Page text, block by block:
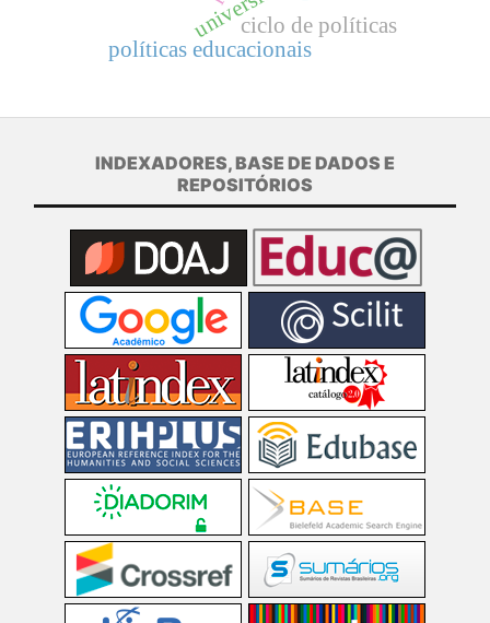
políticas educacionais
ciclo de políticas
INDEXADORES, BASE DE DADOS E
REPOSITÓRIOS